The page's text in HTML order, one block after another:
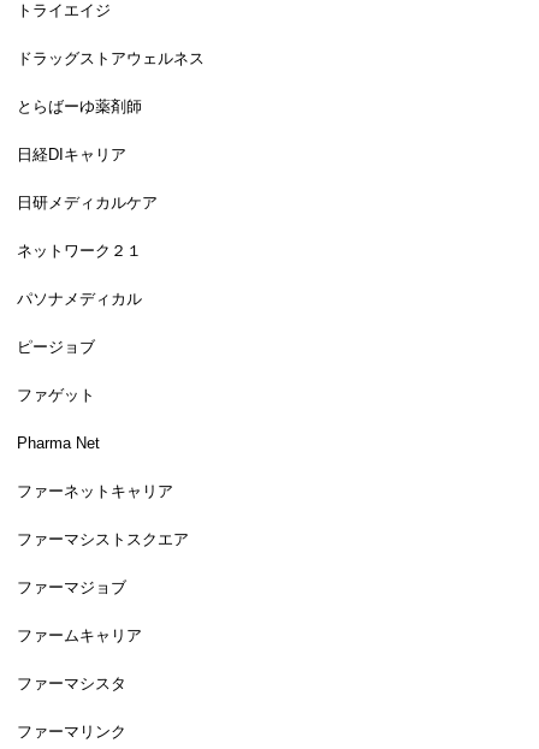
トライエイジ
ドラッグストアウェルネス
とらばーゆ薬剤師
日経DIキャリア
日研メディカルケア
ネットワーク２１
パソナメディカル
ピージョブ
ファゲット
Pharma Net
ファーネットキャリア
ファーマシストスクエア
ファーマジョブ
ファームキャリア
ファーマシスタ
ファーマリンク